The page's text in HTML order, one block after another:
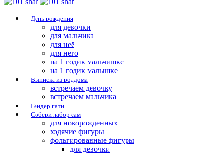
День рождения
для девочки
для мальчика
для неё
для него
на 1 годик мальчишке
на 1 годик малышке
Выписка из роддома
встречаем девочку
встречаем мальчика
Гендер пати
Собери набор сам
для новорожденных
ходячие фигуры
фольгированные фигуры
для девочки